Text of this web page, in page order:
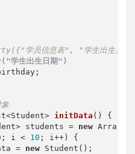
学员信息表", "学生出生日
学生出生日期")
initData ()
{
students =
new
; i < 10 ; i++) {
=
new Student();